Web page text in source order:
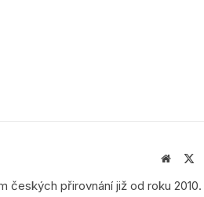
Webová
českých přirovnání již od roku 2010.